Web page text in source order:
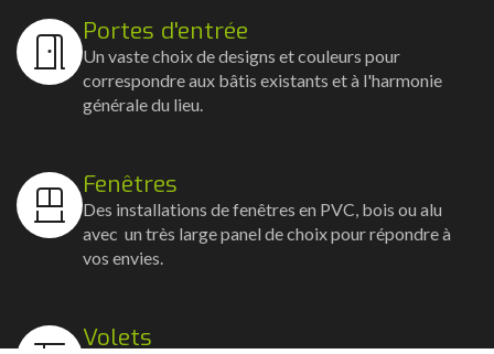
Portes d'entrée
Un vaste choix de designs et couleurs pour
correspondre aux bâtis existants et à l'harmonie
générale du lieu.
Fenêtres
Des installations de fenêtres en PVC, bois ou alu
avec un très large panel de choix pour répondre à
vos envies.
Volets